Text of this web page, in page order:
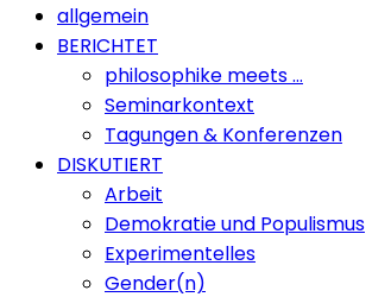
allgemein
BERICHTET
philosophike meets …
Seminarkontext
Tagungen & Konferenzen
DISKUTIERT
Arbeit
Demokratie und Populismus
Experimentelles
Gender(n)